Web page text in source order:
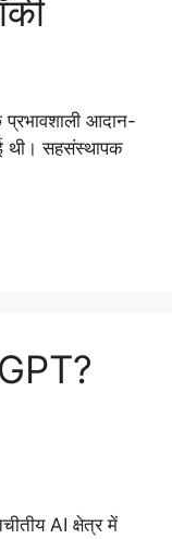
आदान-
थी। सहसंस्थापक
AI क्षेत्र में